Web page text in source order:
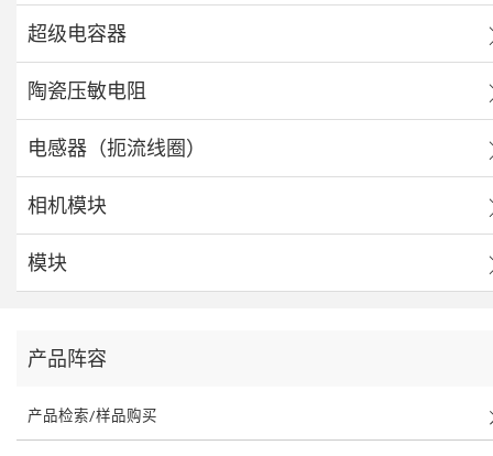
超级电容器
陶瓷压敏电阻
电感器（扼流线圈）
相机模块
模块
产品阵容
产品检索/样品购买